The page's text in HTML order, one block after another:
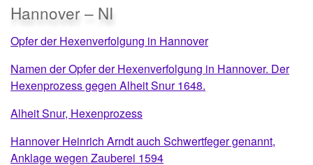
Hannover – NI
Opfer der Hexenverfolgung in Hannover
Namen der Opfer der Hexenverfolgung in Hannover. Der
Hexenprozess gegen Alheit Snur 1648.
Alheit Snur, Hexenprozess
Hannover Heinrich Arndt auch Schwertfeger genannt,
Anklage wegen Zauberei 1594